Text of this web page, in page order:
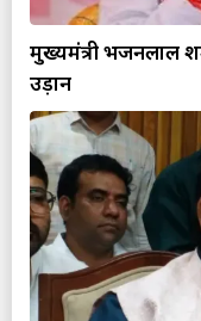
मुख्यमंत्री भजनलाल
उड़ान